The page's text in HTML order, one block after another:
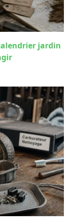
jardin